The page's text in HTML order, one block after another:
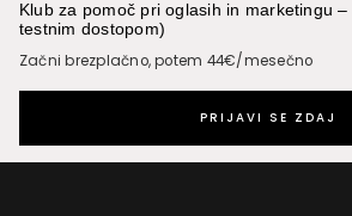
Klub za pomoč pri oglasih in marketingu
testnim dostopom)
Začni brezplačno, potem 44€/mesečno
PRIJAVI SE ZDAJ